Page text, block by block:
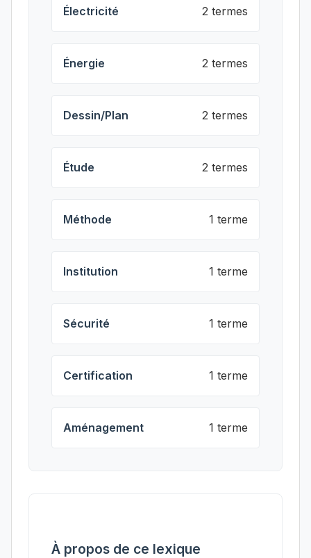
Électricité 2 termes
Énergie 2 termes
Dessin/Plan 2 termes
Étude 2 termes
Méthode 1 terme
Institution 1 terme
Sécurité 1 terme
Certification 1 terme
Aménagement 1 terme
À propos de ce lexique